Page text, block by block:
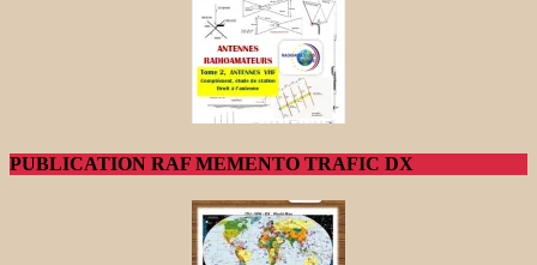
PUBLICATION RAF MEMENTO TRAFIC DX